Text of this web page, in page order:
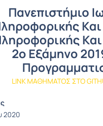
Πανεπιστήμιο
2ο Εξάμηνο
LINK ΜΑΘΗΜΑΤΟΣ ΣΤΟ
2020